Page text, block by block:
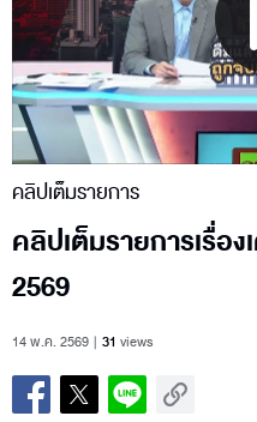
คลิปเต็มรายการ
คลิปเต็มรายการเรื่อ
2569
14 พ.ค. 2569 31 views